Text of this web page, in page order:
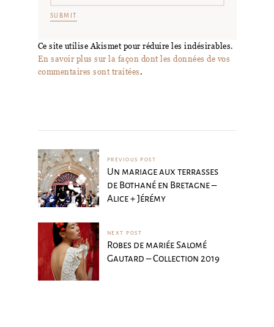
Ce site utilise Akismet pour réduire les indésirables.
En savoir plus sur la façon dont les données de vos
commentaires sont traitées.
PREVIOUS POST
Un mariage aux terrasses
de Bothané en Bretagne –
Alice + Jérémy
NEXT POST
Robes de mariée Salomé
Gautard – Collection 2019